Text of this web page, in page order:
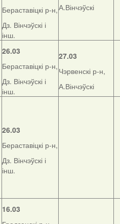
Бераставіцкі р-н,
Дз. Вінчэўскі і
інш.
А.Вінчэўскі
26.03
Бераставіцкі р-н,
Дз. Вінчэўскі і
інш.
27.03
Чэрвенскі р-н,
А.Вінчэўскі
26.03
Бераставіцкі р-н,
Дз. Вінчэўскі і
інш.
16.03